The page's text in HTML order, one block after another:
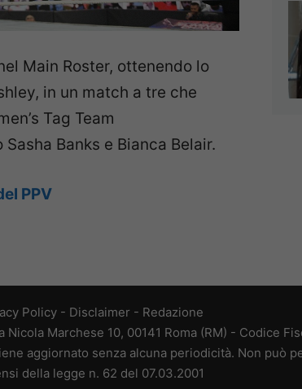
Main Roster, ottenendo lo
in un match a tre che
Tag Team
Banks e Bianca Belair.
PPV
Policy- Disclaimer - Redazione
Marchese 10, 00141 Roma (RM) - Codice
aggiornato senza alcuna periodicità. Non può
della legge n. 62 del 07.03.2001